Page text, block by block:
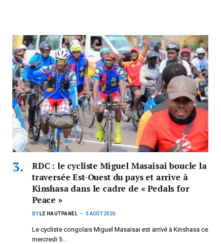
RDC : le cycliste Miguel Masaisai boucle la
traversée Est-Ouest du pays et arrive à
Kinshasa dans le cadre de « Pedals for
Peace »
BY LE HAUTPANEL 5 AOÛT 2026
Le cycliste congolais Miguel Masaisai est arrivé à Kinshasa ce
mercredi 5…